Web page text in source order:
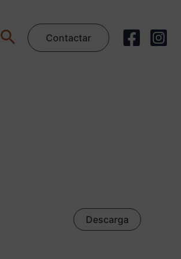
BuscarContactar
Descarga